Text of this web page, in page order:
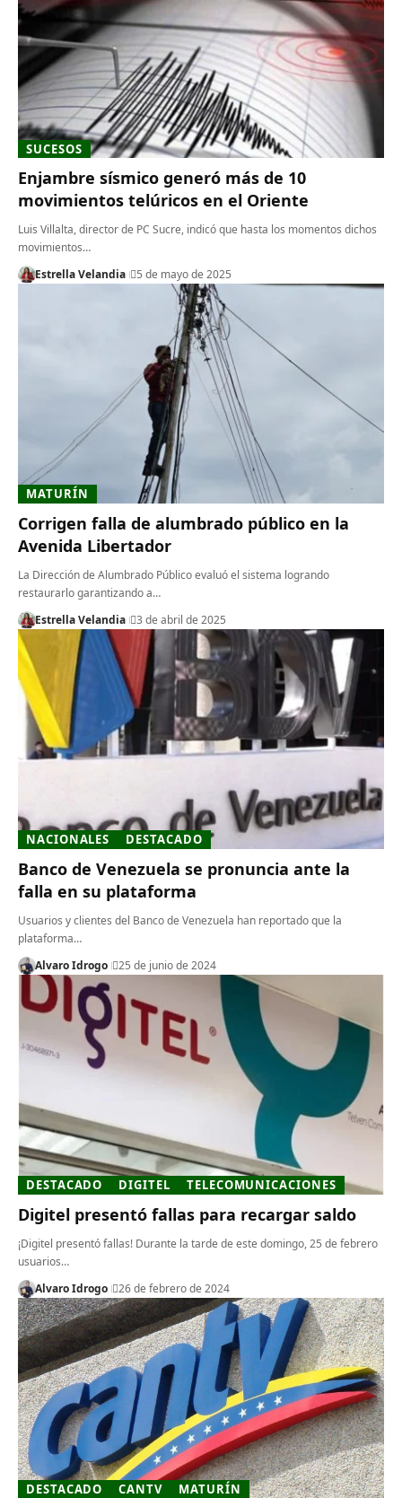
SUCESOS
Enjambre sísmico generó más de 10
movimientos telúricos en el Oriente
Luis Villalta, director de PC Sucre, indicó que hasta los momentos dichos
movimientos…
Estrella Velandia
5 de mayo de 2025
MATURÍN
Corrigen falla de alumbrado público en la
Avenida Libertador
La Dirección de Alumbrado Público evaluó el sistema logrando
restaurarlo garantizando a…
Estrella Velandia
3 de abril de 2025
NACIONALES DESTACADO
Banco de Venezuela se pronuncia ante la
falla en su plataforma
Usuarios y clientes del Banco de Venezuela han reportado que la
plataforma…
Alvaro Idrogo
25 de junio de 2024
DESTACADO DIGITEL TELECOMUNICACIONES
Digitel presentó fallas para recargar saldo
¡Digitel presentó fallas! Durante la tarde de este domingo, 25 de febrero
usuarios…
Alvaro Idrogo
26 de febrero de 2024
DESTACADO CANTV MATURÍN